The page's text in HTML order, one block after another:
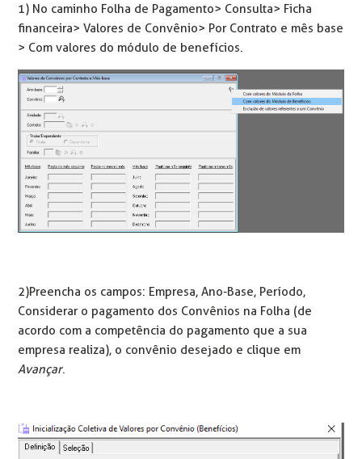
1) No caminho Folha de Pagamento> Consulta> Ficha
financeira> Valores de Convênio> Por Contrato e mês base
> Com valores do módulo de benefícios.
2)Preencha os campos: Empresa, Ano-Base, Período,
Considerar o pagamento dos Convênios na Folha (de
acordo com a competência do pagamento que a sua
empresa realiza), o convênio desejado e clique em
Avançar.